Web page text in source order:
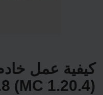
(MC 1.20.4)